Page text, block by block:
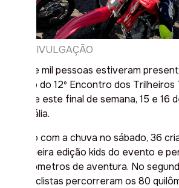
DIVULGAÇÃO
Mais de mil pessoas estiveram
evento do 12º Encontro dos
durante este final de semana, 15 e 16
Westfália.
Mesmo com a chuva no sábado, 36
da primeira edição kids do evento e
15 quilômetros de aventura. No
motociclistas percorreram os 80